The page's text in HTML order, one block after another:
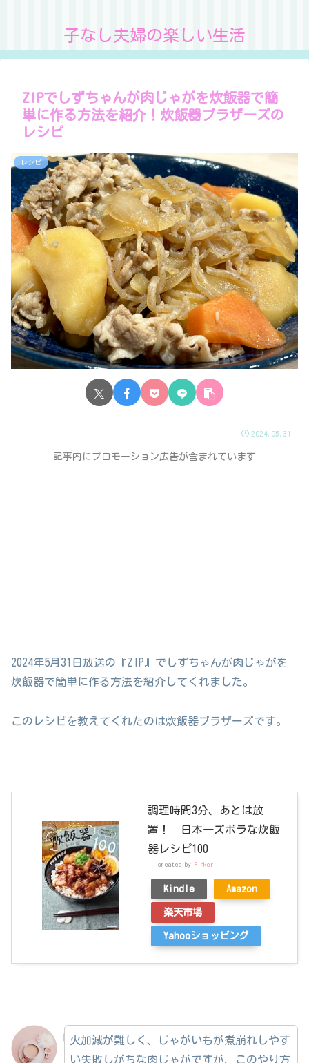
子なし夫婦の楽しい生活
ZIPでしずちゃんが肉じゃがを炊飯器で簡
単に作る方法を紹介！炊飯器ブラザーズの
レシピ
レシピ
2024.05.31
記事内にプロモーション広告が含まれています
2024年5月31日放送の『ZIP』でしずちゃんが肉じゃがを
炊飯器で簡単に作る方法を紹介してくれました。
このレシピを教えてくれたのは炊飯器ブラザーズです。
調理時間3分、あとは放
置！ 日本一ズボラな炊飯
器レシピ100
created by Rinker
Kindle Amazon
楽天市場
Yahooショッピング
火加減が難しく、じゃがいもが煮崩れしやす
い失敗しがちな肉じゃがですが、このやり方